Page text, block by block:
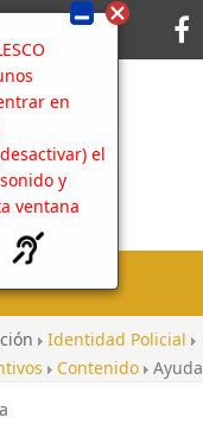
en
el
y
ventana
Identidad Policial
Contenido
Ayuda